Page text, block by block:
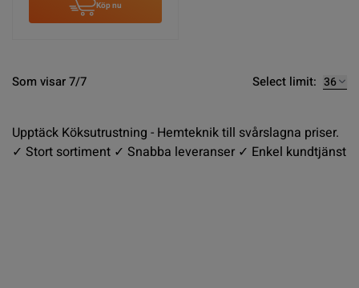
Köp nu
Som visar 7/7 Select limit:
Upptäck Köksutrustning - Hemteknik till svårslagna priser.
✓ Stort sortiment ✓ Snabba leveranser ✓ Enkel kundtjänst